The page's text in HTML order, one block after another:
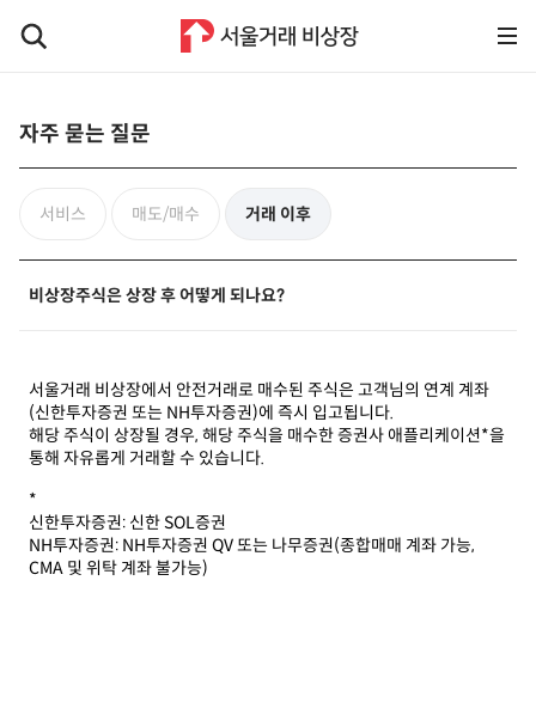
자주 묻는 질문
서비스 매도/매수 거래 이후
비상장주식은 상장 후 어떻게 되나요?
서울거래 비상장에서 안전거래로 매수된 주식은 고객님의 연계 계좌
(신한투자증권 또는 NH투자증권)에 즉시 입고됩니다.
해당 주식이 상장될 경우, 해당 주식을 매수한 증권사 애플리케이션*을
통해 자유롭게 거래할 수 있습니다.
*
신한투자증권: 신한 SOL증권
NH투자증권: NH투자증권 QV 또는 나무증권(종합매매 계좌 가능,
CMA 및 위탁 계좌 불가능)